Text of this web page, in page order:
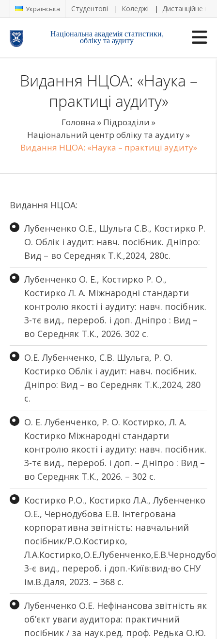
Українська Студентові Коледжі Дистанційне
Національна академія статистики,
обліку та аудиту
Видання НЦОА: «Наука –
практиці аудиту»
Головна » Підрозділи »
Національний центр обліку та аудиту»
Видання НЦОА: «Наука – практиці аудиту»
Видання НЦОА:
Лубенченко О.Е., Шульга С.В., Костирко Р.
О. Облік і аудит: навч. посібник. Дніпро:
Вид – во Середняк Т.К.,2024, 280с.
Лубенченко О. Е., Костирко Р. О.,
Костирко Л. А. Міжнародні стандарти
контролю якості і аудиту: навч. посібник.
3-тє вид., перероб. і доп. Дніпро : Вид –
во Середняк Т.К., 2026. 302 с.
О.Е. Лубенченко, С.В. Шульга, Р. О.
Костирко Облік і аудит: навч. посібник.
Дніпро: Вид – во Середняк Т.К.,2024, 280
с.
О. Е. Лубенченко, Р. О. Костирко, Л. А.
Костирко Міжнародні стандарти
контролю якості і аудиту: навч. посібник.
3-тє вид., перероб. і доп. – Дніпро : Вид –
во Середняк Т.К., 2026. – 302 с.
Костирко Р.О., Костирко Л.А., Лубенченко
О.Е., Чернодубова Е.В. Інтегрована
корпоративна звітність: навчальний
посібник/Р.О.Костирко,
3-є вид., перероб. і доп.-Київ:вид-во СНУ
ім.В.Даля, 2023. – 368 с.
Лубенченко О.Е. Нефінансова звітність як
об’єкт уваги аудитора: практичний
посібник / за наук.ред. проф. Редька О.Ю.